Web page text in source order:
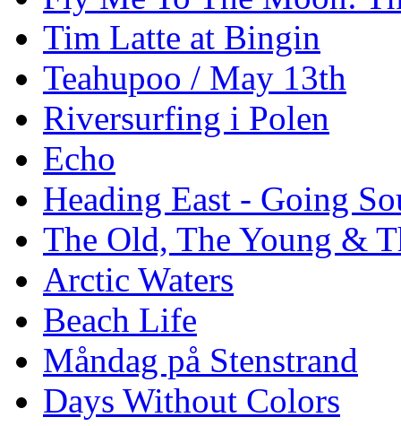
Tim Latte at Bingin
Teahupoo / May 13th
Riversurfing i Polen
Echo
Heading East - Going
The Old, The Young &
Arctic Waters
Beach Life
Måndag på Stenstrand
Days Without Colors